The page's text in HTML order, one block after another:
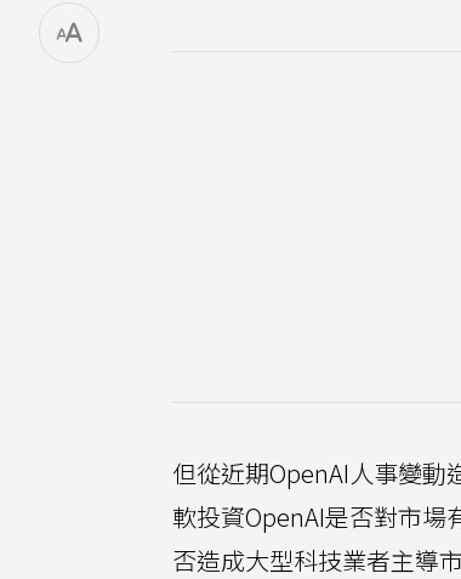
但從近期OpenAI人事變
軟投資OpenAI是否對市場
否造成大型科技業者主導